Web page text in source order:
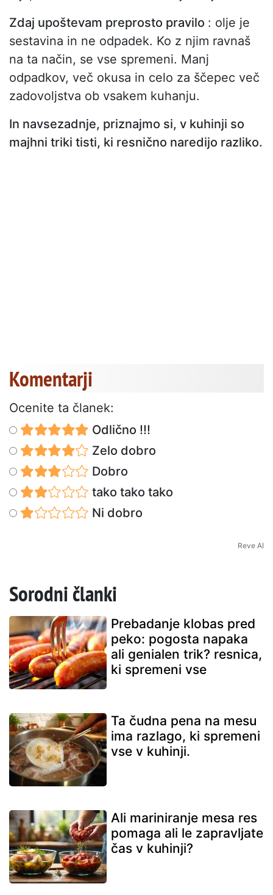
Zdaj upoštevam preprosto pravilo : olje je
sestavina in ne odpadek. Ko z njim ravnaš
na ta način, se vse spremeni. Manj
odpadkov, več okusa in celo za ščepec več
zadovoljstva ob vsakem kuhanju.
In navsezadnje, priznajmo si, v kuhinji so
majhni triki tisti, ki resnično naredijo razliko.
Komentarji
Ocenite ta članek:
Odlično !!!
Zelo dobro
Dobro
tako tako tako
Ni dobro
Reve AI
Sorodni članki
Prebadanje klobas pred
peko: pogosta napaka
ali genialen trik? resnica,
ki spremeni vse
Ta čudna pena na mesu
ima razlago, ki spremeni
vse v kuhinji.
Ali mariniranje mesa res
pomaga ali le zapravljate
čas v kuhinji?